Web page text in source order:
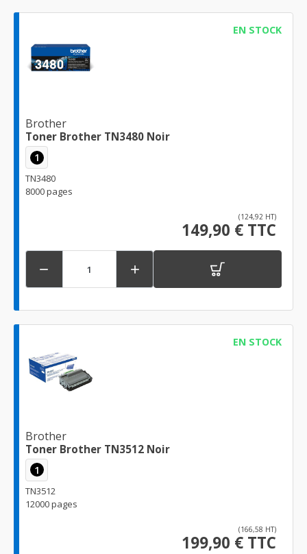
EN STOCK
Brother
Toner Brother TN3480 Noir
1
TN3480
8000 pages
(124,92 HT)
149,90 € TTC
 
EN STOCK
Brother
Toner Brother TN3512 Noir
1
TN3512
12000 pages
(166,58 HT)
199,90 € TTC